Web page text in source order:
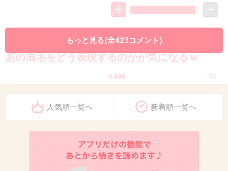
2014/06/03(火) 10:38:34
あの眉毛をどう表現するのかが気になるｗ
+446
+122
もっと見る(全423コメント)
人気順一覧へ 新着順一覧へ